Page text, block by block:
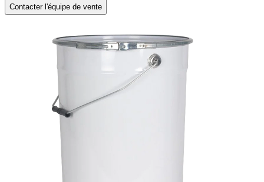
Contacter l'équipe de vente